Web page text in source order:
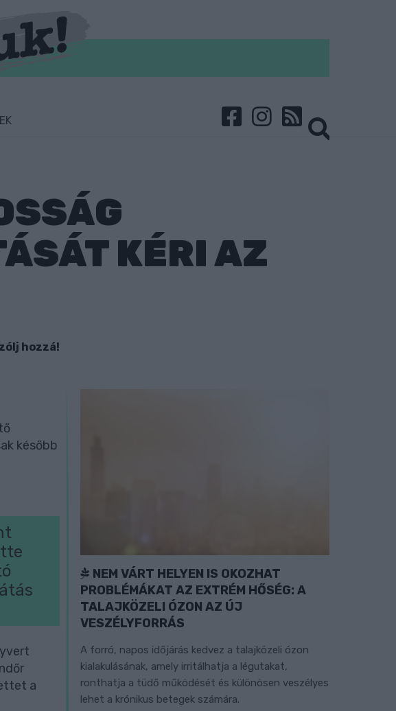
KÉRI AZ
hozzá!
később
a
NEM VÁRT HELYEN IS OKOZHAT
PROBLÉMÁKAT AZ EXTRÉM HŐSÉG: A
TALAJKÖZELI ÓZON AZ ÚJ
VESZÉLYFORRÁS
A forró, napos időjárás kedvez a talajközeli ózon
kialakulásának, amely irritálhatja a légutakat,
ronthatja a tüdő működését és különösen veszélyes
lehet a krónikus betegek számára.